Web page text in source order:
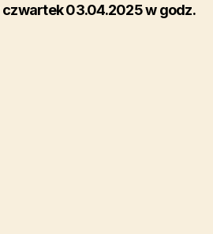
czwartek 03.04.2025 w godz.